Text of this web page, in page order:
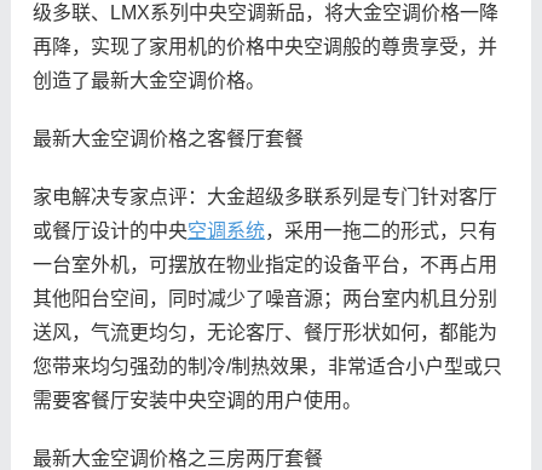
级多联、LMX系列中央空调新品，将大金空调价格一降
再降，实现了家用机的价格中央空调般的尊贵享受，并
创造了最新大金空调价格。
最新大金空调价格之客餐厅套餐
家电解决专家点评：大金超级多联系列是专门针对客厅
或餐厅设计的中央空调系统，采用一拖二的形式，只有
一台室外机，可摆放在物业指定的设备平台，不再占用
其他阳台空间，同时减少了噪音源；两台室内机且分别
送风，气流更均匀，无论客厅、餐厅形状如何，都能为
您带来均匀强劲的制冷/制热效果，非常适合小户型或只
需要客餐厅安装中央空调的用户使用。
最新大金空调价格之三房两厅套餐